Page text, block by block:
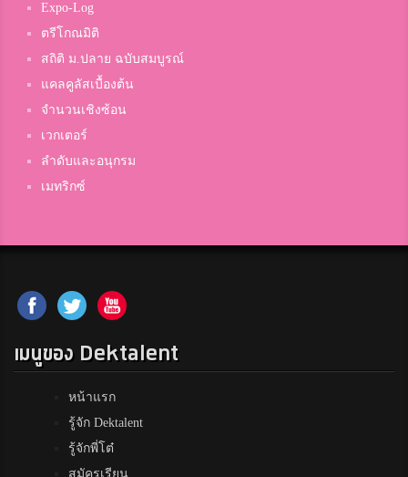
Expo-Log
ตรีโกณมิติ
สถิติ ม.ปลาย ฉบับสมบูรณ์
แคลคูลัสเบื้องต้น
จำนวนเชิงซ้อน
เวกเตอร์
ลำดับและอนุกรม
เมทริกซ์
เมนูของ Dektalent
หน้าแรก
รู้จัก Dektalent
รู้จักพี่โต๋
สมัครเรียน